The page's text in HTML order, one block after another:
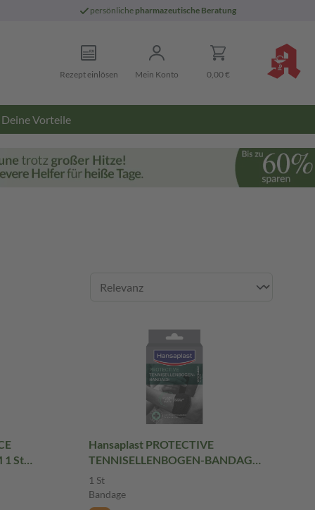
persönliche pharmazeutische Beratung
Rezept einlösen Mein Konto 0,00 €
Deine Vorteile
1 St
Hansaplast PROTECTIVE
TENNISELLENBOGEN-BANDAGE
1 St Bandage
1 St
Bandage